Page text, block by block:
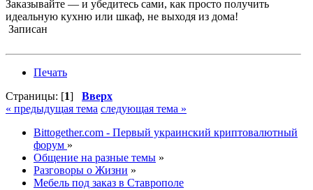
Заказывайте — и убедитесь сами, как просто получить
идеальную кухню или шкаф, не выходя из дома!
Записан
Печать
Страницы: [1] Вверх
« предыдущая тема следующая тема »
Bittogether.com - Первый украинский криптовалютный
форум »
Общение на разные темы »
Разговоры о Жизни »
Мебель под заказ в Ставрополе